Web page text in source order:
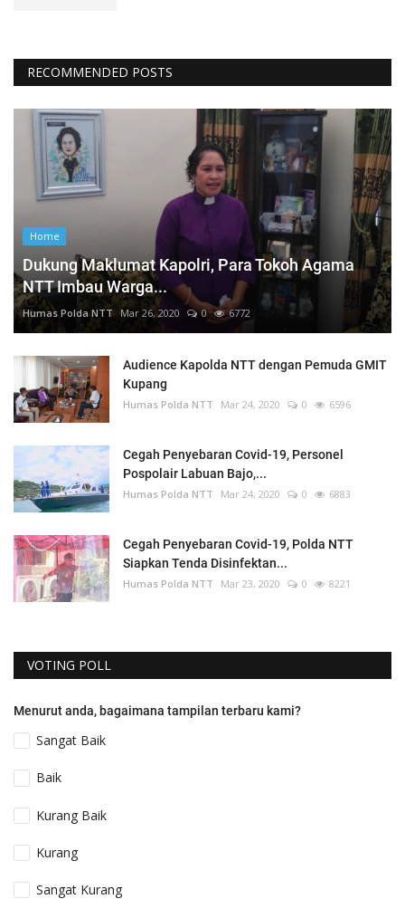
RECOMMENDED POSTS
Home
Dukung Maklumat Kapolri, Para Tokoh Agama
NTT Imbau Warga...
Humas Polda NTT Mar 26, 2020 0 6772
Audience Kapolda NTT dengan Pemuda GMIT
Kupang
Humas Polda NTT Mar 24, 2020 0 6596
Cegah Penyebaran Covid-19, Personel
Pospolair Labuan Bajo,...
Humas Polda NTT Mar 24, 2020 0 6883
Cegah Penyebaran Covid-19, Polda NTT
Siapkan Tenda Disinfektan...
Humas Polda NTT Mar 23, 2020 0 8221
VOTING POLL
Menurut anda, bagaimana tampilan terbaru kami?
Sangat Baik
Baik
Kurang Baik
Kurang
Sangat Kurang